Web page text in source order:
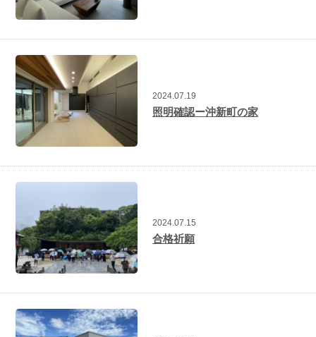
2024.07.19
照明確認ー沖新町の家
2024.07.15
合格祈願